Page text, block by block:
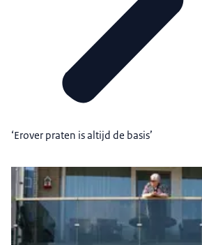
‘Erover praten is altijd de basis’